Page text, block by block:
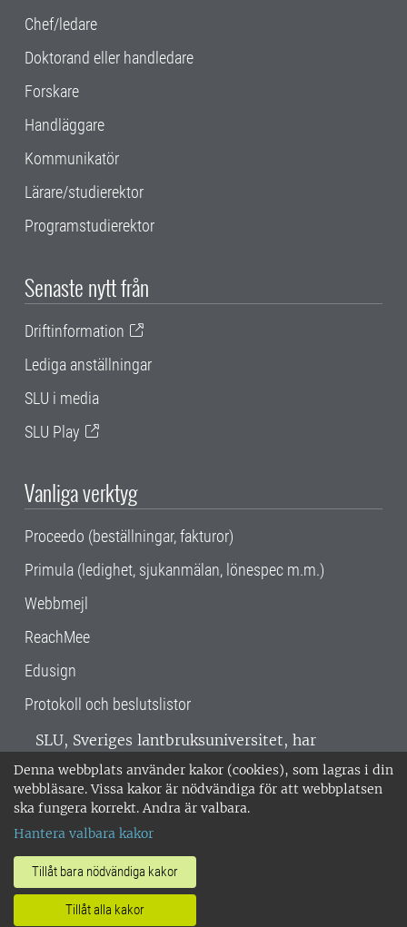
Denna webbplats använder kakor (cookies), som lagras i din
webbläsare. Vissa kakor är nödvändiga för att webbplatsen
ska fungera korrekt. Andra är valbara.
Hantera valbara kakor
Tillåt bara nödvändiga kakor
Tillåt alla kakor
Chef/ledare
Doktorand eller handledare
Forskare
Handläggare
Kommunikatör
Lärare/studierektor
Programstudierektor
Senaste nytt från
Driftinformation
Lediga anställningar
SLU i media
SLU Play
Vanliga verktyg
Proceedo (beställningar, fakturor)
Primula (ledighet, sjukanmälan, lönespec m.m.)
Webbmejl
ReachMee
Edusign
Protokoll och beslutslistor
SLU, Sveriges lantbruksuniversitet, har
verksamhet över hela Sverige. Huvudorter är
Alnarp, Uppsala och Umeå.SLU är
miljöcertifierat enligt ISO 14001. •
018-67 10 00 • Org nr: 202100-2817 •
Om SLU:s webbplatser
•Hantera kakor•Behandling av
personuppgifter